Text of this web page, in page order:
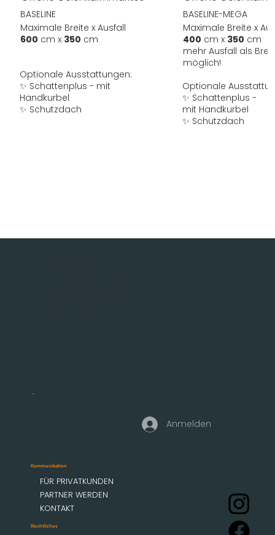
BASELINE
Maximale Breite x Ausfall
600 cm x 350 cm
Optionale Ausstattungen:
✨ Schattenplus - mit
Handkurbel
✨ Schutzdach
BASELINE-MEGA
Maximale Breite x
400 cm x 350 cm
mehr Ausfall als
möglich!
Optionale
✨ Schattenplus -
mit Handkurbel
✨ Schutzdach
Kommunikation
FÜR PRIVATKUNDEN
PARTNER WERDEN
KONTAKT
Rechtliches
Anmelden